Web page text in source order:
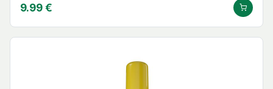
9.99 €